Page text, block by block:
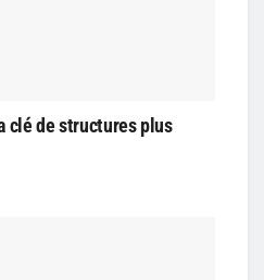
clé de structures plus